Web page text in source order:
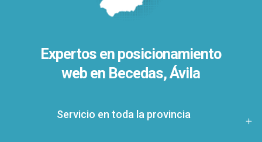
Expertos en posicionamiento
web en Becedas, Ávila
Servicio en toda la provincia